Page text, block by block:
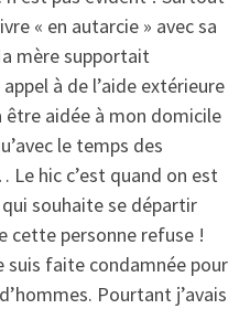
« en autarcie » avec sa
mère supportait
à de l’aide extérieure
être aidée à mon domicile
le temps des
hic c’est quand on est
souhaite se départir
cette personne refuse !
suis faite condamnée pour
Pourtant j’avais